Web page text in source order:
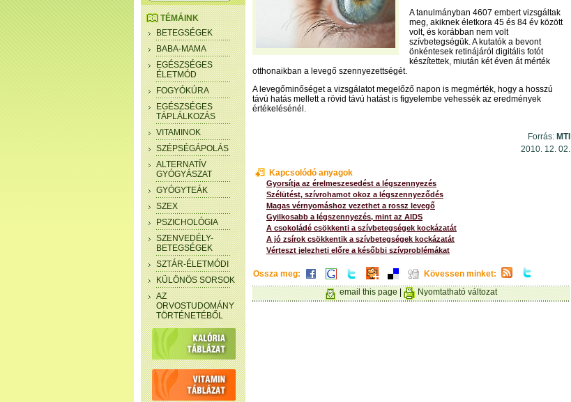
TÉMÁINK
BETEGSÉGEK
BABA-MAMA
EGÉSZSÉGES
ÉLETMÓD
FOGYÓKÚRA
EGÉSZSÉGES
TÁPLÁLKOZÁS
VITAMINOK
SZÉPSÉGÁPOLÁS
ALTERNATÍV
GYÓGYÁSZAT
GYÓGYTEÁK
SZEX
PSZICHOLÓGIA
SZENVEDÉLY-
BETEGSÉGEK
SZTÁR-ÉLETMÓDI
KÜLÖNÖS SORSOK
AZ
ORVOSTUDOMÁNY
TÖRTÉNETÉBŐL
A tanulmányban 4607 embert vizsgáltak
meg, akiknek életkora 45 és 84 év között
volt, és korábban nem volt
szívbetegségük. A kutatók a bevont
önkéntesek retinájáról digitális fotót
készítettek, miután két éven át mérték
otthonaikban a levegő szennyezettségét.
A levegőminőséget a vizsgálatot megelőző napon is megmérték, hogy a hosszú
távú hatás mellett a rövid távú hatást is figyelembe vehessék az eredmények
értékelésénél.
Forrás: MTI
2010. 12. 02.
Kapcsolódó anyagok
Gyorsítja az érelmeszesedést a légszennyezés
Szélütést, szívrohamot okoz a légszennyeződés
Magas vérnyomáshoz vezethet a rossz levegő
Gyilkosabb a légszennyezés, mint az AIDS
A csokoládé csökkenti a szívbetegségek kockázatát
A jó zsírok csökkentik a szívbetegségek kockázatát
Vérteszt jelezheti előre a későbbi szívproblémákat
Ossza meg:
Kövessen minket:
email this page
Nyomtatható változat